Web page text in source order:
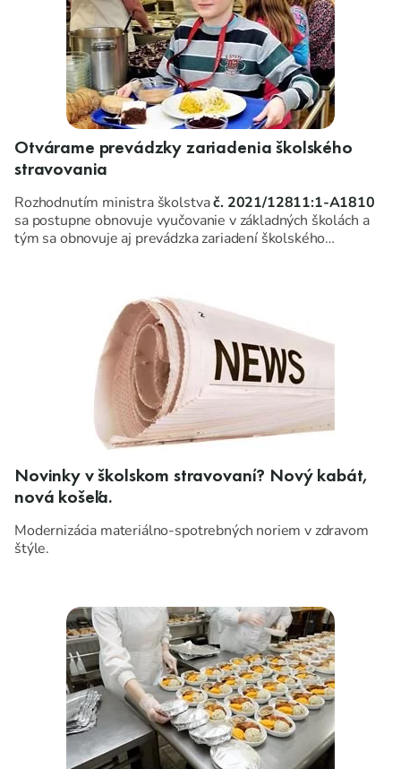
Otvárame prevádzky zariadenia školského
stravovania
Rozhodnutím ministra školstvač. 2021/12811:1-A1810
sa postupne obnovuje vyučovanie v základných školách a
tým sa obnovuje aj prevádzka zariadení školského
Novinky v školskom stravovaní? Nový kabát,
nová košeľa.
Modernizácia materiálno-spotrebných noriem v zdravom
štýle.